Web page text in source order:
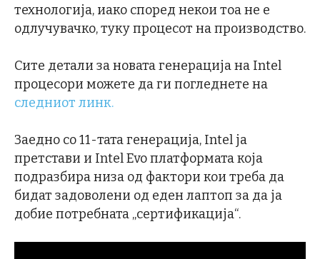
технологија, иако според некои тоа не е
одлучувачко, туку процесот на производство.
Сите детали за новата генерација на Intel
процесори можете да ги погледнете на
следниот линк.
Заедно со 11-тата генерација, Intel ја
претстави и Intel Evo платформата која
подразбира низа од фактори кои треба да
бидат задоволени од еден лаптоп за да ја
добие потребната „сертификација“.